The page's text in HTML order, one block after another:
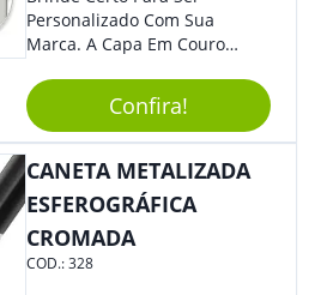
Personalizado Com Sua
Marca. A Capa Em Couro
Elástico Permite Ter Maior
Segurança Ao Carregá-Lo.
Ofereça A Seus Clientes E
Colaboradores, Sem Dúvidas
Eles Irão Adorar.
Confira!
CANETA METALIZADA
ESFEROGRÁFICA
CROMADA
COD.:328